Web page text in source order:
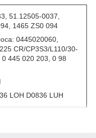
51.12505-0037,
1465 ZS0 094
0445020060,
CR/CP3S3/L110/30-
445 020 203, 0 98
LOH D0836 LUH